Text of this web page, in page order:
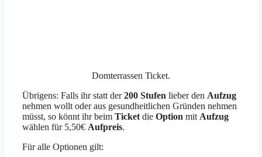
Domterrassen Ticket.
Übrigens: Falls ihr statt der200 Stufen lieber den Aufzug
nehmen wollt oder aus gesundheitlichen Gründen nehmen
müsst, so könnt ihr beim Ticket die Option mit Aufzug
wählen für 5,50€ Aufpreis.
Für alle Optionen gilt: